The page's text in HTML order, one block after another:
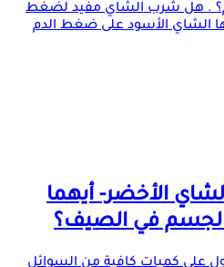
. هل شرب الشاي مفيد لضغط
الأخضر- أيهما
في الصيف؟
على كميات كافية من السوائل